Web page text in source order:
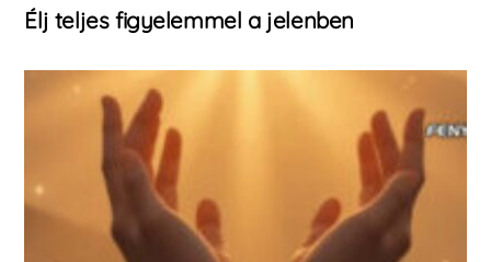
Élj teljes figyelemmel a jelenben